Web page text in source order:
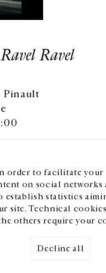
order to facilitate
on social
establish statistics
site. Technical
others require your
Decline all
Ravel
Pinault
Facebook
newsletter